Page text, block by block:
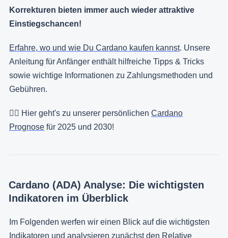
Korrekturen bieten immer auch wieder attraktive
Einstiegschancen!
Erfahre, wo und wie Du Cardano kaufen kannst. Unsere
Anleitung für Anfänger enthält hilfreiche Tipps & Tricks
sowie wichtige Informationen zu Zahlungsmethoden und
Gebühren.
👉🏻 Hier geht's zu unserer persönlichen Cardano
Prognose für 2025 und 2030!
Cardano (ADA) Analyse: Die wichtigsten
Indikatoren im Überblick
Im Folgenden werfen wir einen Blick auf die wichtigsten
Indikatoren und analysieren zunächst den Relative